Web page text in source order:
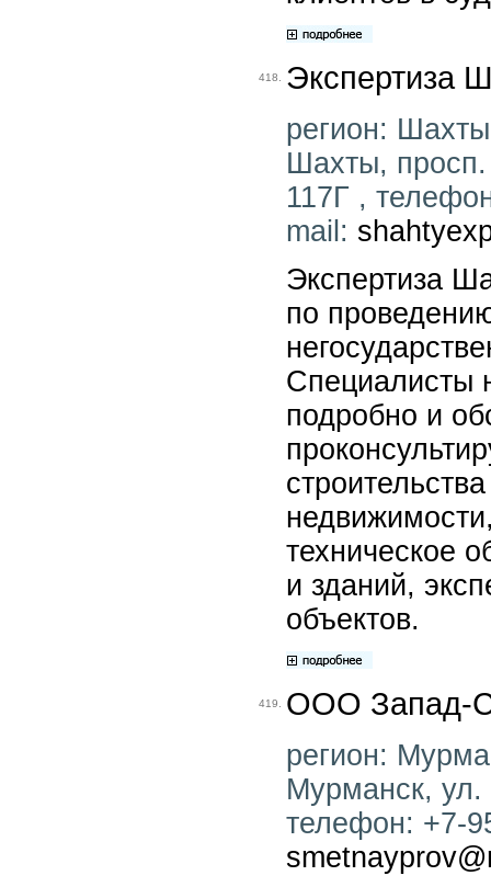
418. Экспертиза
регион:
Шахты,
117Г ,
mail:
Экспертиза
по
Специалисты
подробно и
техническое
и зданий,
объектов.
419. ООО Запад-
регион:
Мурманск,
телефон: +7-